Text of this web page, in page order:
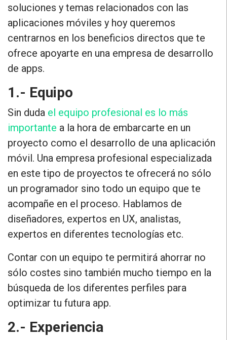
soluciones y temas relacionados con las
aplicaciones móviles y hoy queremos
centrarnos en los beneficios directos que te
ofrece apoyarte en una empresa de desarrollo
de apps.
1.- Equipo
Sin duda el equipo profesional es lo más
importante a la hora de embarcarte en un
proyecto como el desarrollo de una aplicación
móvil. Una empresa profesional especializada
en este tipo de proyectos te ofrecerá no sólo
un programador sino todo un equipo que te
acompañe en el proceso. Hablamos de
diseñadores, expertos en UX, analistas,
expertos en diferentes tecnologías etc.
Contar con un equipo te permitirá ahorrar no
sólo costes sino también mucho tiempo en la
búsqueda de los diferentes perfiles para
optimizar tu futura app.
2.- Experiencia